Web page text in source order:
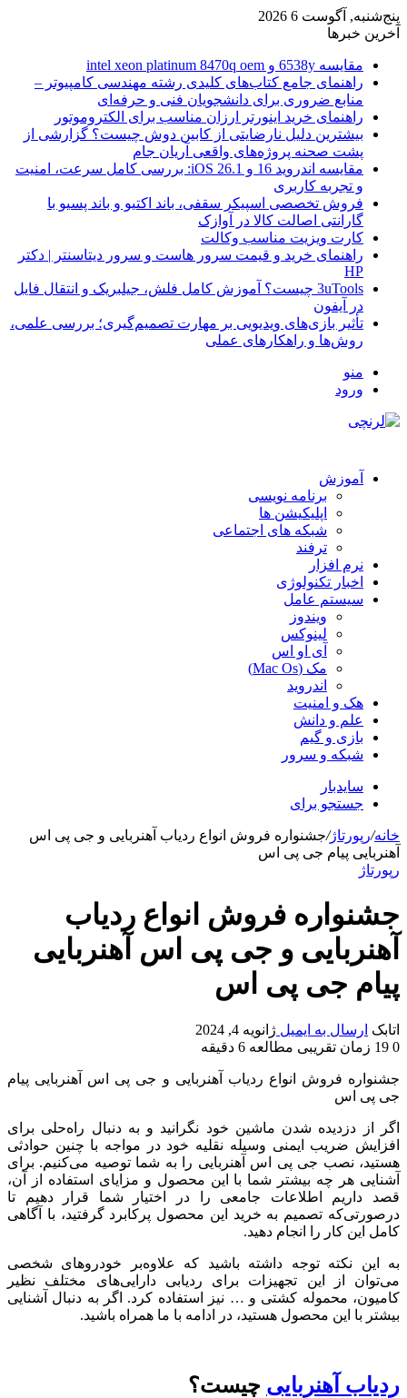
پنج‌شنبه, آگوست 6 2026
آخرین خبرها
مقایسه 6538y و intel xeon platinum 8470q oem
راهنمای جامع کتاب‌های کلیدی رشته مهندسی کامپیوتر –
منابع ضروری برای دانشجویان فنی و حرفه‌ای
راهنمای خرید اینورتر ارزان مناسب برای الکتروموتور
بیشترین دلیل نارضایتی از کابین دوش چیست؟ گزارشی از
پشت صحنه پروژه‌های واقعی آریان جام
مقایسه اندروید 16 و iOS 26.1: بررسی کامل سرعت، امنیت
و تجربه کاربری
فروش تخصصی اسپیکر سقفی، باند اکتیو و باند پسیو با
گارانتی اصالت کالا در آوازک
کارت ویزیت مناسب وکالت
راهنمای خرید و قیمت سرور هاست و سرور دیتاسنتر | دکتر
HP
3uTools چیست؟ آموزش کامل فلش، جیلبریک و انتقال فایل
در آیفون
تأثیر بازی‌های ویدیویی بر مهارت تصمیم‌گیری؛ بررسی علمی،
روش‌ها و راهکارهای عملی
منو
ورود
آموزش
برنامه نویسی
اپلیکیشن ها
شبکه های اجتماعی
ترفند
نرم افزار
اخبار تکنولوژی
سیستم عامل
ویندوز
لینوکس
آی او اس
مک (Mac Os)
اندروید
هک و امنیت
علم و دانش
بازی و گیم
شبکه و سرور
سایدبار
جستجو برای
خانه/رپورتاژ/جشنواره فروش انواع ردیاب آهنربایی و جی پی اس
آهنربایی پیام جی پی اس
رپورتاژ
جشنواره فروش انواع ردیاب
آهنربایی و جی پی اس آهنربایی
پیام جی پی اس
اتابک ارسال به ایمیل ژانویه 4, 2024
0
زمان تقریبی مطالعه 6 دقیقه
جشنواره فروش انواع ردیاب آهنربایی و جی پی اس آهنربایی پیام
جی پی اس
اگر از دزدیده شدن ماشین خود نگرانید و به دنبال راه‌حلی برای
افزایش ضریب ایمنی وسیله نقلیه خود در مواجه با چنین حوادثی
هستید، نصب جی پی اس آهنربایی را به شما توصیه می‌کنیم. برای
آشنایی هر چه بیشتر شما با این محصول و مزایای استفاده از آن،
قصد داریم اطلاعات جامعی را در اختیار شما قرار دهیم تا
در‌صورتی‌که تصمیم به خرید این محصول پرکابرد گرفتید، با آگاهی
کامل این کار را انجام دهید.
به این نکته توجه داشته باشید که علاوه‌بر خودروهای شخصی
می‌توان از این تجهیزات برای ردیابی دارایی‌های مختلف نظیر
کامیون، محموله کشتی و … نیز استفاده کرد. اگر به دنبال آشنایی
بیشتر با این محصول هستید، در ادامه با ما همراه باشید.
ردیاب آهنربایی چیست؟